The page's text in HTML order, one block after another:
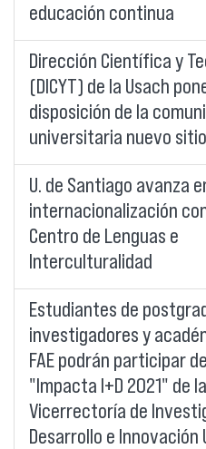
educación continua
Dirección Científica y
(DICYT) de la Usach
disposición de la
universitaria nuevo
U. de Santiago avanza
internacionalización
Centro de Lenguas e
Interculturalidad
Estudiantes de
investigadores y
FAE podrán participar
"Impacta I+D 2021" de la
Vicerrectoría de
Desarrollo e Innovación